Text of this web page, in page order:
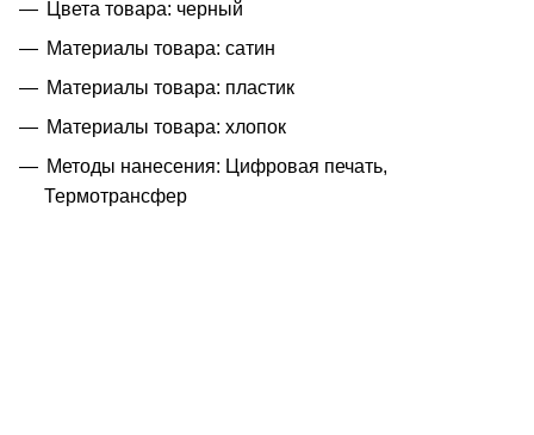
Цвета товара: черный
Материалы товара: сатин
Материалы товара: пластик
Материалы товара: хлопок
Методы нанесения: Цифровая печать,
Термотрансфер